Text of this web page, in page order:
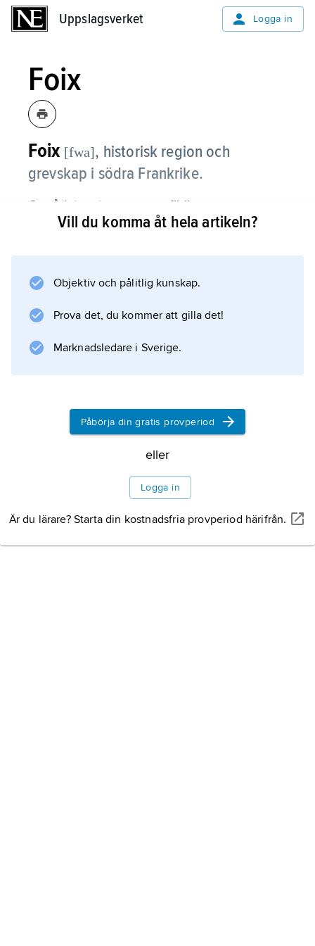
Uppslagsverket Logga in
Foix
Foix [fwa], historisk region och
grevskap i södra Frankrike.
Området motsvaras ungefärligen av
departementet Ariège. Under 1000-talet
Henrik IV
under medeltiden i dess placering invid
pilgrimsvägen söderut mot Montserrat i
Katalonien. 1278–1607 var greven av Foix en
Vill du komma åt hela artikeln?
Objektiv och pålitlig kunskap.
Prova det, du kommer att gilla det!
Marknadsledare i Sverige.
Påbörja din gratis provperiod
eller
Logga in
Är du lärare? Starta din kostnadsfria provperiod härifrån.